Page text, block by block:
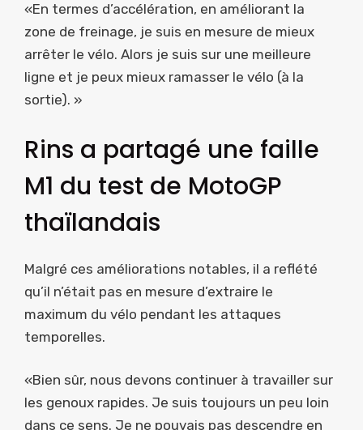
«En termes d’accélération, en améliorant la
zone de freinage, je suis en mesure de mieux
arrêter le vélo. Alors je suis sur une meilleure
ligne et je peux mieux ramasser le vélo (à la
sortie). »
Rins a partagé une faille
M1 du test de MotoGP
thaïlandais
Malgré ces améliorations notables, il a reflété
qu’il n’était pas en mesure d’extraire le
maximum du vélo pendant les attaques
temporelles.
«Bien sûr, nous devons continuer à travailler sur
les genoux rapides. Je suis toujours un peu loin
dans ce sens. Je ne pouvais pas descendre en